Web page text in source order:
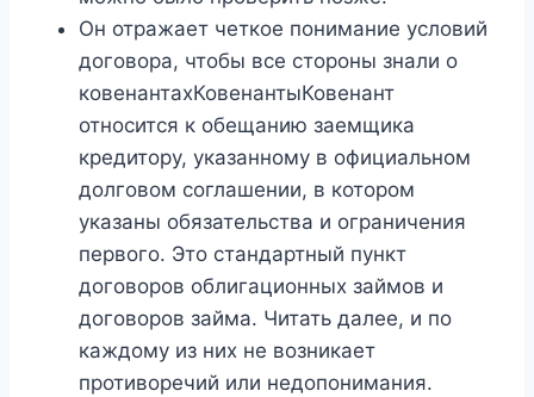
Он отражает четкое понимание условий
договора, чтобы все стороны знали о
ковенантахКовенантыКовенант
относится к обещанию заемщика
кредитору, указанному в официальном
долговом соглашении, в котором
указаны обязательства и ограничения
первого. Это стандартный пункт
договоров облигационных займов и
договоров займа. Читать далее, и по
каждому из них не возникает
противоречий или недопонимания.